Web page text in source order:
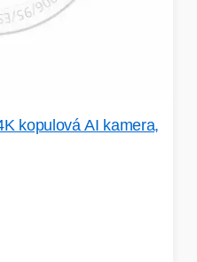
kopulová AI kamera,